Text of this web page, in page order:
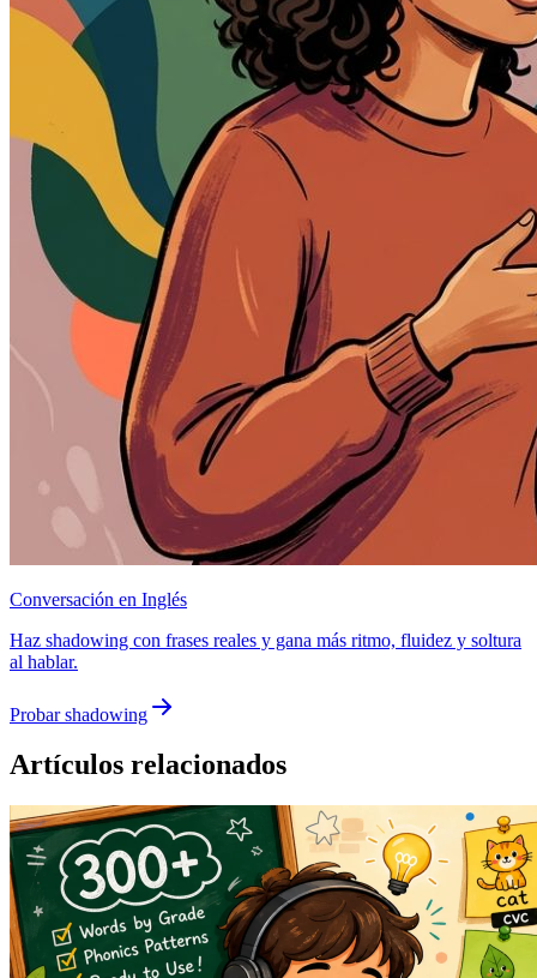
Conversación en Inglés
Haz shadowing con frases reales y gana más ritmo, fluidez y soltura
al hablar.
Probar shadowing
Artículos relacionados